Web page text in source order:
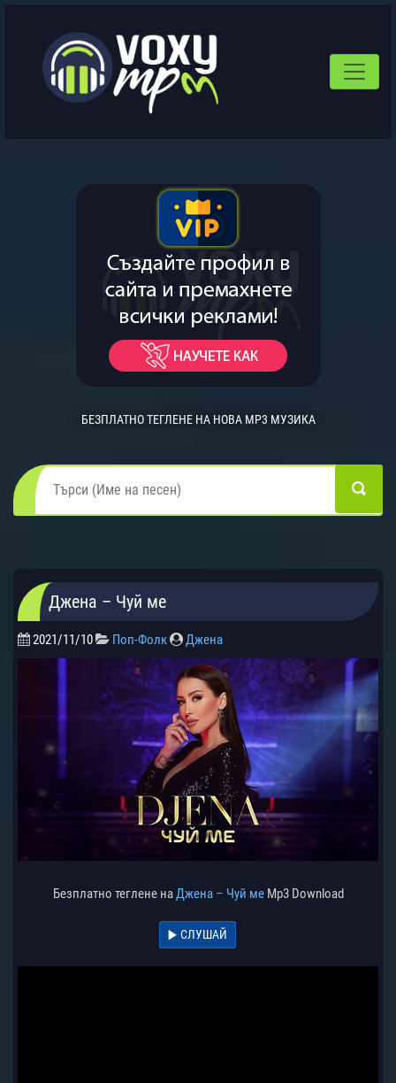
БЕЗПЛАТНО ТЕГЛЕНЕ НА НОВА MP3 МУЗИКА
Джена – Чуй ме
2021/11/10 Поп-Фолк Джена
Безплатно теглене наДжена – Чуй меMp3 Download
СЛУШАЙ